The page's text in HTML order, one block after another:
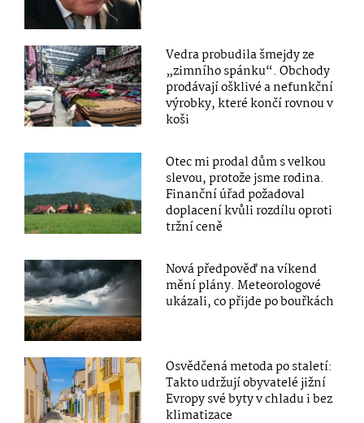
Vedra probudila šmejdy ze
„zimního spánku“. Obchody
prodávají ošklivé a nefunkční
výrobky, které končí rovnou v
koši
Otec mi prodal dům s velkou
slevou, protože jsme rodina.
Finanční úřad požadoval
doplacení kvůli rozdílu oproti
tržní ceně
Nová předpověď na víkend
mění plány. Meteorologové
ukázali, co přijde po bouřkách
Osvědčená metoda po staletí:
Takto udržují obyvatelé jižní
Evropy své byty v chladu i bez
klimatizace